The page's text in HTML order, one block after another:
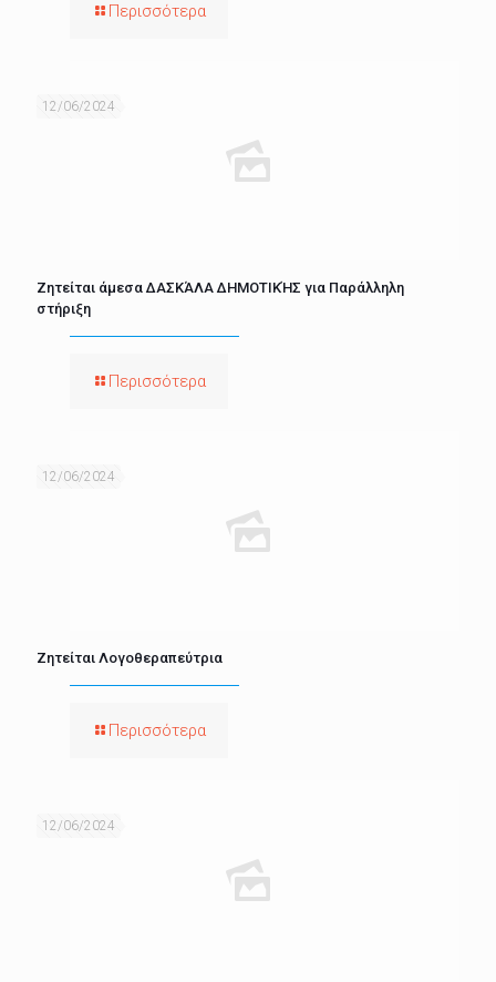
Περισσότερα
12/06/2024
Ζητείται άμεσα ΔΑΣΚΆΛΑ ΔΗΜΟΤΙΚΉΣ για Παράλληλη
στήριξη
Περισσότερα
12/06/2024
Ζητείται Λογοθεραπεύτρια
Περισσότερα
12/06/2024